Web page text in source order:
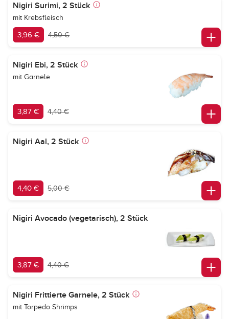
Nigiri Surimi, 2 Stück
mit Krebsfleisch
3,96 € 4,50 €
Nigiri Ebi, 2 Stück
mit Garnele
3,87 € 4,40 €
Nigiri Aal, 2 Stück
4,40 € 5,00 €
Nigiri Avocado (vegetarisch), 2 Stück
3,87 € 4,40 €
Nigiri Frittierte Garnele, 2 Stück
mit Torpedo Shrimps